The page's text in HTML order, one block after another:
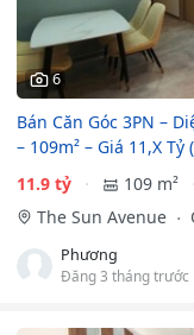
6
Bán Căn Góc 3PN –
– 109m² – Giá 11,X Tỷ
11.9 tỷ
109 m²
The Sun Avenue
Phương
Đăng 3 tháng trước